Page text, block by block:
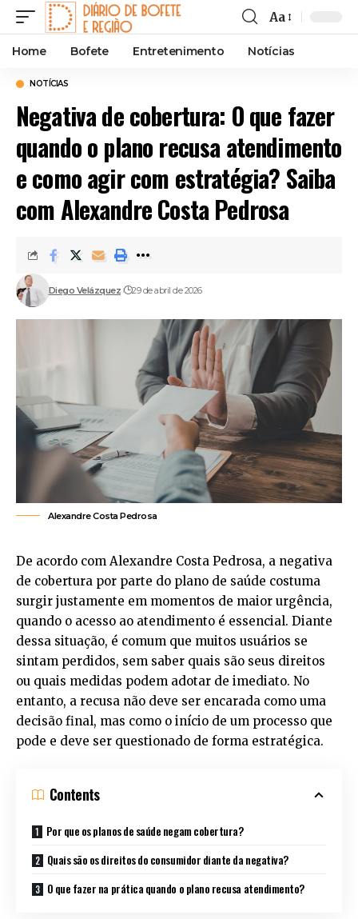
Font
Resizer
Aa
Home Bofete Entretenimento Notícias
NOTÍCIAS
Negativa de cobertura: O que fazer
quando o plano recusa atendimento
e como agir com estratégia? Saiba
com Alexandre Costa Pedrosa
Diego Velázquez 29 de abril de 2026
Alexandre Costa Pedrosa
De acordo com Alexandre Costa Pedrosa, a negativa
de cobertura por parte do plano de saúde costuma
surgir justamente em momentos de maior urgência,
quando o acesso ao atendimento é essencial. Diante
dessa situação, é comum que muitos usuários se
sintam perdidos, sem saber quais são seus direitos
ou quais medidas podem adotar de imediato. No
entanto, a recusa não deve ser encarada como uma
decisão final, mas como o início de um processo que
pode e deve ser questionado de forma estratégica.
Contents
Por que os planos de saúde negam cobertura?
Quais são os direitos do consumidor diante da negativa?
O que fazer na prática quando o plano recusa atendimento?